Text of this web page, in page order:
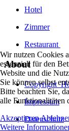
Hotel
Zimmer
Restaurant
About
Impressum
Datenschutz
Wir nutzen Cookies
essenziell für den
Website und die
Sie können selbst
Bitte beachten Sie,
alle Funktionalitäten
Akzeptieren
Weitere